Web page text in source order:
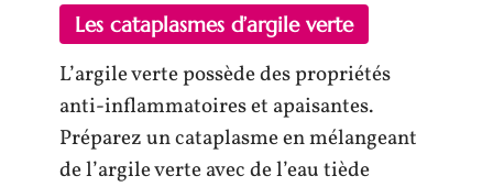
Les cataplasmes d’argile verte
L’argile verte possède des propriétés
anti-inflammatoires et apaisantes.
Préparez un cataplasme en mélangeant
de l’argile verte avec de l’eau tiède